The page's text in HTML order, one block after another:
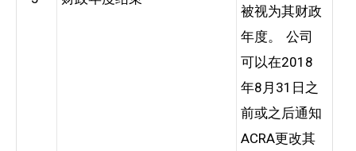
被视为其财政
年度。 公司
可以在2018
年8月31日之
前或之后通知
ACRA更改其